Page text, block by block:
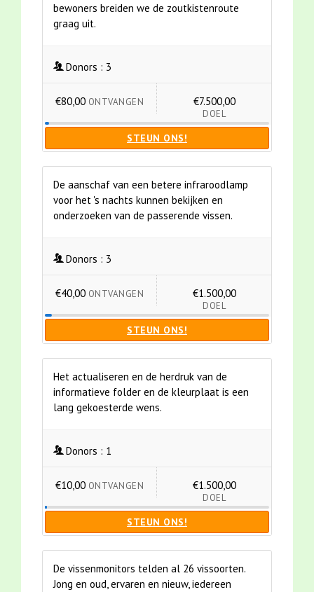
bewoners breiden we de zoutkistenroute
graag uit.
Donors : 3
€80,00 ONTVANGEN €7.500,00
DOEL
STEUN ONS!
De aanschaf van een betere infraroodlamp
voor het 's nachts kunnen bekijken en
onderzoeken van de passerende vissen.
Donors : 3
€40,00 ONTVANGEN €1.500,00
DOEL
STEUN ONS!
Het actualiseren en de herdruk van de
informatieve folder en de kleurplaat is een
lang gekoesterde wens.
Donors : 1
€10,00 ONTVANGEN €1.500,00
DOEL
STEUN ONS!
De vissenmonitors telden al 26 vissoorten.
Jong en oud, ervaren en nieuw, iedereen